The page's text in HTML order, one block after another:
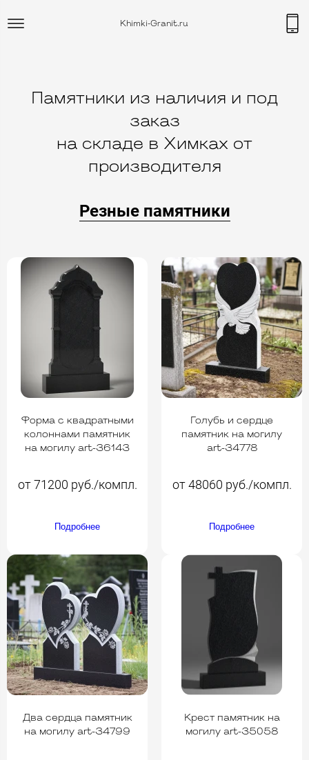
Khimki-Granit.ru
Памятники из наличия и под
заказ
на складе в Химках от
производителя
Резные памятники
Форма с квадратными
колоннами памятник
на могилу art-36143
от 71200 руб./компл.
Подробнее
Голубь и сердце
памятник на могилу
art-34778
от 48060 руб./компл.
Подробнее
Два сердца памятник
на могилу art-34799
Крест памятник на
могилу art-35058